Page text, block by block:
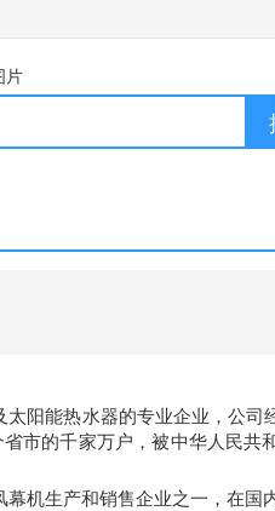
片
阳能热水器的专业企业，公
市的千家万户，被中华人民
机生产和销售企业之一，在国